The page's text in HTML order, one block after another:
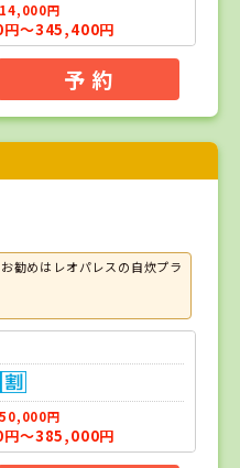
円
～345,400円
予 約
勧めはレオパレスの自炊プラ
円
～385,000円